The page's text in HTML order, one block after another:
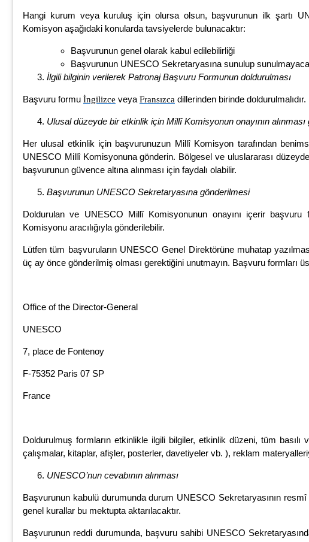
Hangi kurum veya kuruluş için olursa olsun, başvurunun ilk şartı
Komisyon aşağıdaki konularda tavsiyelerde bulunacaktır:
Başvurunun genel olarak kabul edilebilirliği
Başvurunun UNESCO Sekretaryasına sunulup
İlgili bilginin verilerek Patronaj Başvuru Formunun doldurulması
Başvuru formu İngilizce veya Fransızca dillerinden birinde doldurulmalıdır.
Ulusal düzeyde bir etkinlik için Millî Komisyonun onayının alınması
Her ulusal etkinlik için başvurunuzun Millî Komisyon tarafından
UNESCO Millî Komisyonuna gönderin. Bölgesel ve uluslararası
başvurunun güvence altına alınması için faydalı olabilir.
Başvurunun UNESCO Sekretaryasına gönderilmesi
Doldurulan ve UNESCO Millî Komisyonunun onayını içerir
Komisyonu aracılığıyla gönderilebilir.
Lütfen tüm başvuruların UNESCO Genel Direktörüne muhatap
üç ay önce gönderilmiş olması gerektiğini unutmayın. Başvuru formları
Office of the Director-General
UNESCO
7, place de Fontenoy
F-75352 Paris 07 SP
France
Doldurulmuş formların etkinlikle ilgili bilgiler, etkinlik düzeni, tüm
çalışmalar, kitaplar, afişler, posterler, davetiyeler vb. ), reklam
UNESCO’nun cevabının alınması
Başvurunun kabulü durumunda durum UNESCO Sekretaryasının
genel kurallar bu mektupta aktarılacaktır.
Başvurunun reddi durumunda, başvuru sahibi UNESCO